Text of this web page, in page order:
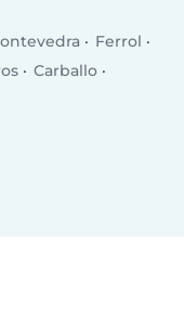
Ferrol
Carballo